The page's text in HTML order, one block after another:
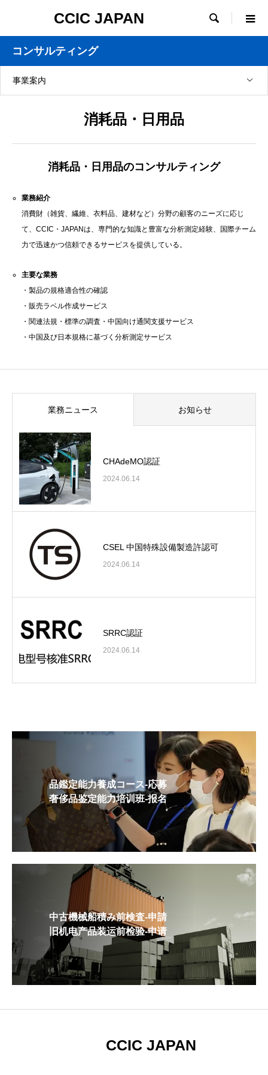
CCIC JAPAN 
コンサルティング
事業案内
消耗品・日用品
消耗品・日用品のコンサルティング
業務紹介
消費財（雑貨、繊維、衣料品、建材など）分野の顧客のニーズに応じ
て、CCIC・JAPANは、専門的な知識と豊富な分析測定経験、国際チーム
力で迅速かつ信頼できるサービスを提供している。
主要な業務
・製品の規格適合性の確認
・販売ラベル作成サービス
・関連法規・標準の調査・中国向け通関支援サービス
・中国及び日本規格に基づく分析測定サービス
業務ニュース お知らせ
CHAdeMO認証
2024.06.14
CSEL 中国特殊設備製造許認可
2024.06.14
SRRC認証
2024.06.14
品鑑定能力養成コース-応募
奢侈品鉴定能力培训班-报名
中古機械船積み前検査-申請
旧机电产品装运前检验-申请
CCIC JAPAN